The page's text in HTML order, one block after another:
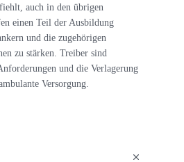
auch in den übrigen
einen Teil der Ausbildung
und die zugehörigen
zu stärken. Treiber sind
und die Verlagerung
Versorgung.